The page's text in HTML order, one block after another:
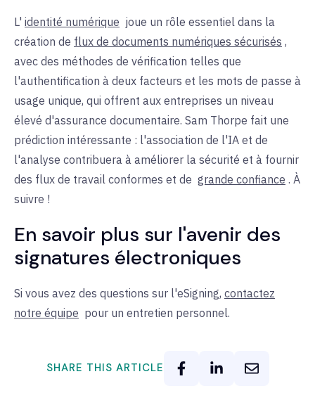
L' identité numérique joue un rôle essentiel dans la
création de flux de documents numériques sécurisés ,
avec des méthodes de vérification telles que
l'authentification à deux facteurs et les mots de passe à
usage unique, qui offrent aux entreprises un niveau
élevé d'assurance documentaire. Sam Thorpe fait une
prédiction intéressante : l'association de l'IA et de
l'analyse contribuera à améliorer la sécurité et à fournir
des flux de travail conformes et de grande confiance . À
suivre !
En savoir plus sur l'avenir des
signatures électroniques
Si vous avez des questions sur l'eSigning, contactez
notre équipe pour un entretien personnel.
SHARE THIS ARTICLE